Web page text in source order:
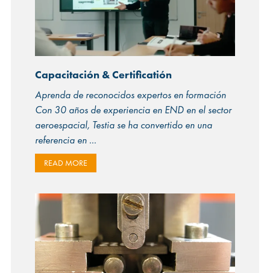
Capacitación & Certificatión
Aprenda de reconocidos expertos en formación
Con 30 años de experiencia en END en el sector
aeroespacial, Testia se ha convertido en una
referencia en
READ MORE